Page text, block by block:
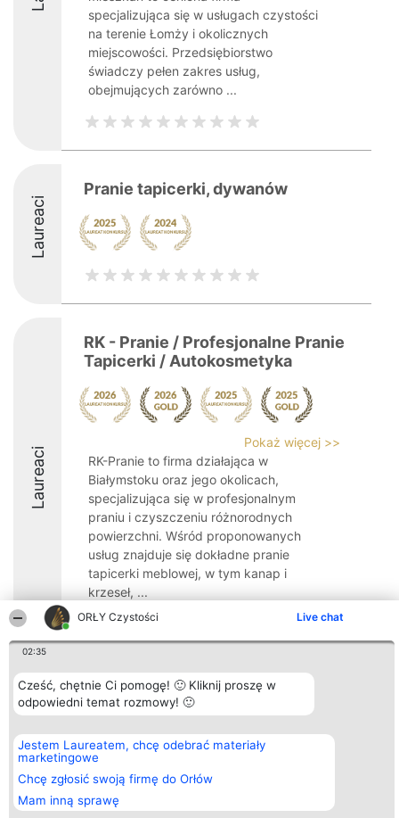
ORŁY Czystości Live chat
02:35
Cześć, chętnie Ci pomogę! 🙂 Kliknij proszę w
odpowiedni temat rozmowy! 🙂
Jestem Laureatem, chcę odebrać materiały
marketingowe
Chcę zgłosić swoją firmę do Orłów
Mam inną sprawę
specjalizująca się w usługach czystości
na terenie Łomży i okolicznych
miejscowości. Przedsiębiorstwo
świadczy pełen zakres usług,
obejmujących zarówno ...
Laureaci
Pranie tapicerki, dywanów
Laureaci
RK - Pranie / Profesjonalne Pranie
Tapicerki / Autokosmetyka
Pokaż więcej >>
RK-Pranie to firma działająca w
Białymstoku oraz jego okolicach,
specjalizująca się w profesjonalnym
praniu i czyszczeniu różnorodnych
powierzchni. Wśród proponowanych
usług znajduje się dokładne pranie
tapicerki meblowej, w tym kanap i
krzeseł, ...
9.6
Organizator plebiscytu
Bright Side Solutions sp. z o.
o. sp. k.
Wrocław 50-079
KRS 0000749100 | Regon
381313360 | NIP 8943132676
+48 508 492 400
Plebiscyt
Laureaci
Lista
Laureatów
Polityka
Kontakt